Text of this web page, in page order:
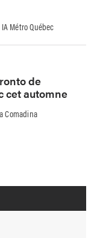
Métro Québec
de
cet automne
Comadina